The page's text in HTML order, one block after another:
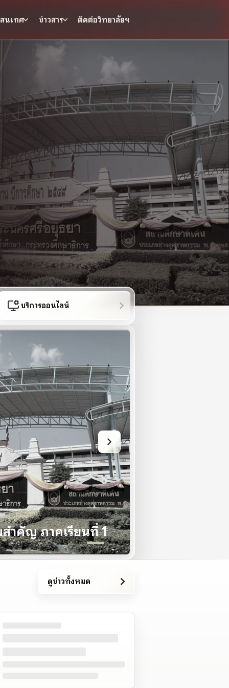
นเทศ ข่าวสาร ติดต่อวิทยาลัยฯ
บริการออนไลน์
ำคัญ ภาคเรียนที่ 1
ดูข่าวทั้งหมด